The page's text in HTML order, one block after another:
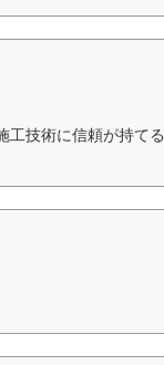
工技術に信頼が持て